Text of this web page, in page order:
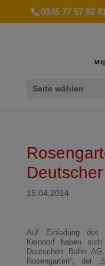
0345 77 57 92
Seite wählen
15.04.2014
Auf Einladung des
Keindorf haben
Deutschen Bahn
Rosengarten“, der